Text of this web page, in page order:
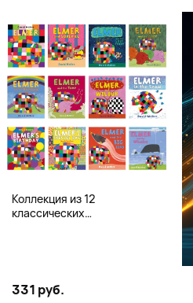
Коллекция из 12
классических
331 руб.